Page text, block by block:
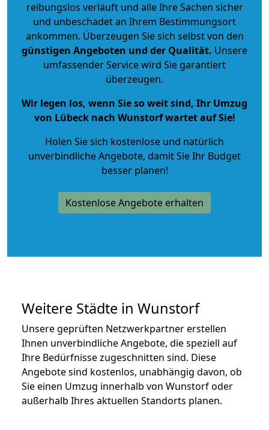
reibungslos verläuft und alle Ihre Sachen sicher
und unbeschadet an Ihrem Bestimmungsort
ankommen. Überzeugen Sie sich selbst von den
günstigen Angeboten und der Qualität. Unsere
umfassender Service wird Sie garantiert
überzeugen.
Wir legen los, wenn Sie so weit sind, Ihr Umzug
von Lübeck nach Wunstorf wartet auf Sie!
Holen Sie sich kostenlose und natürlich
unverbindliche Angebote, damit Sie Ihr Budget
besser planen!
Kostenlose Angebote erhalten
Weitere Städte in Wunstorf
Unsere geprüften Netzwerkpartner erstellen
Ihnen unverbindliche Angebote, die speziell auf
Ihre Bedürfnisse zugeschnitten sind. Diese
Angebote sind kostenlos, unabhängig davon, ob
Sie einen Umzug innerhalb von Wunstorf oder
außerhalb Ihres aktuellen Standorts planen.